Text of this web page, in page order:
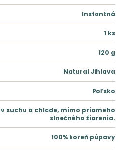
Instantná
1 ks
120 g
Natural Jihlava
Poľsko
suchu a chlade, mimo priameho
slnečného žiarenia.
100% koreň púpavy